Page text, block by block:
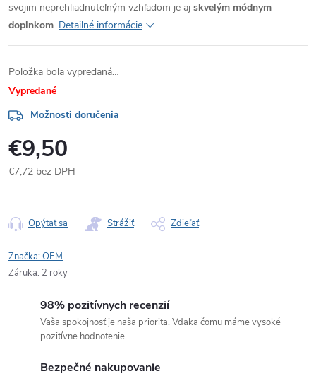
svojim neprehliadnuteľným vzhľadom je aj skvelým módnym
doplnkom. Detailné informácie
Položka bola vypredaná…
Vypredané
Možnosti doručenia
€9,50
€7,72 bez DPH
cena:
Opýtať sa Strážiť Zdieľať
Značka:OEM
Záruka: 2 roky
98% pozitívnych recenzií
Vaša spokojnosť je naša priorita. Vďaka čomu máme vysoké
pozitívne hodnotenie.
Bezpečné nakupovanie